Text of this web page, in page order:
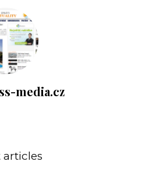
media.cz
articles